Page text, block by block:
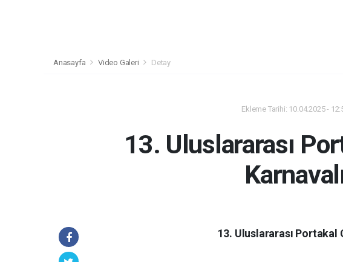
Anasayfa Video Galeri Detay
Ekleme Tarihi: 10.04.2025 -
13. Uluslararası
13. Uluslararası Portakal